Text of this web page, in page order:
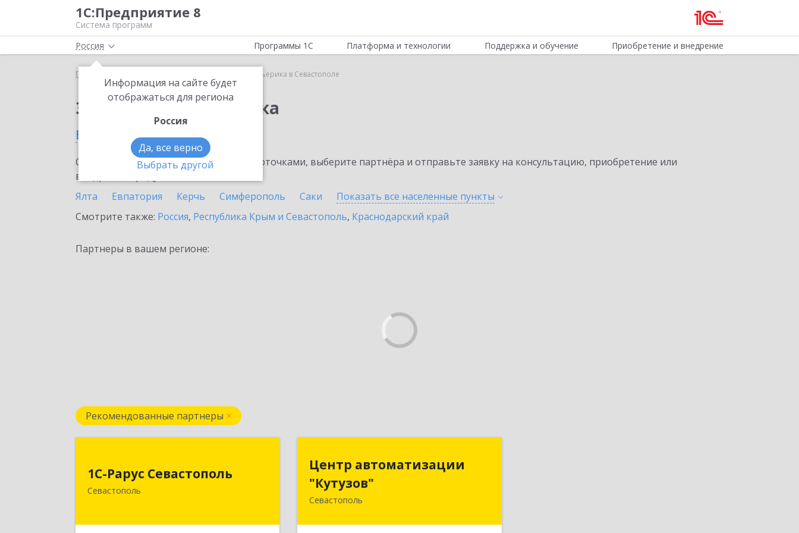
1С:Предприятие 8
Система программ
Россия
Информация на сайте будет
отображаться для региона
Россия
Да, все верно
Выбрать другой
Программы 1С Платформа и технологии Поддержка и обучение Приобретение и внедрение
Главная 1С-Курьерика в Севастополе
Заказать 1С-Курьерика
в Севастополе
Ознакомьтесь с информационными карточками, выберите партнёра и отправьте заявку на консультацию, приобретение или
внедрение продукта.
Ялта
Евпатория Керчь Симферополь Саки Показать все населенные пункты
Смотрите также: Россия, Республика Крым и Севастополь, Краснодарский край
Партнеры в вашем регионе:
Рекомендованные партнеры
1С-Рарус Севастополь
Севастополь
299011, Севастополь г, Кулакова ул,
Подробнее
Центр автоматизации
"Кутузов"
Севастополь
"Кутузов"
299011, Севастополь г, Генерала